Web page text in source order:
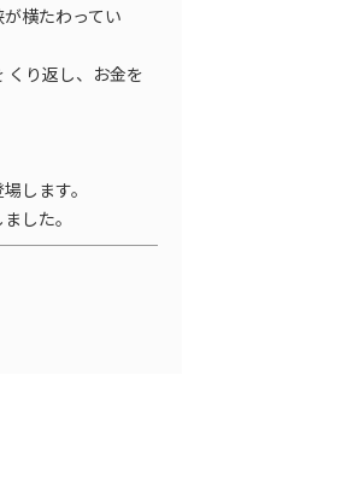
横たわってい
くり返し、お金を
します。
した。